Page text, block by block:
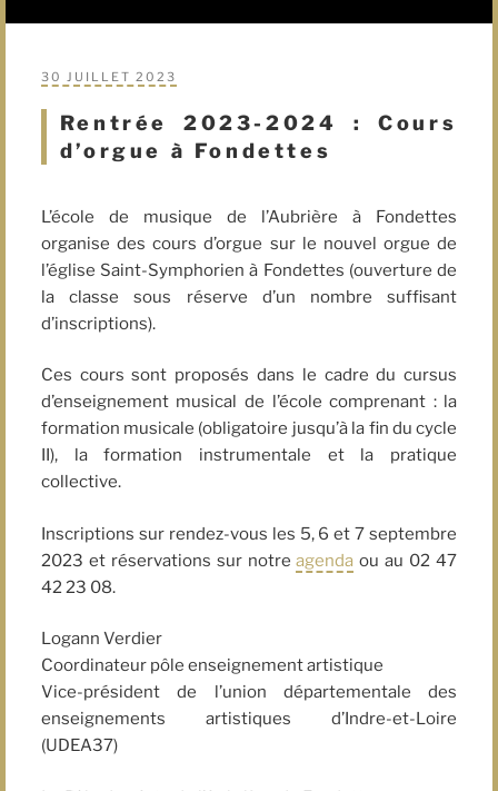
PUBLIÉ
30 JUILLET 2023
Rentrée 2023-2024 : Cours
d’orgue à Fondettes
L’école de musique de l’Aubrière à Fondettes
organise des cours d’orgue sur le nouvel orgue de
l’église Saint-Symphorien à Fondettes (ouverture de
la classe sous réserve d’un nombre suffisant
d’inscriptions).
Ces cours sont proposés dans le cadre du cursus
d’enseignement musical de l’école comprenant : la
formation musicale (obligatoire jusqu’à la fin du cycle
II), la formation instrumentale et la pratique
collective.
Inscriptions sur rendez-vous les 5, 6 et 7 septembre
2023 et réservations sur notreagenda ou au 02 47
42 23 08.
Logann Verdier
Coordinateur pôle enseignement artistique
Vice-président de l’union départementale des
enseignements artistiques d’Indre-et-Loire
(UDEA37)